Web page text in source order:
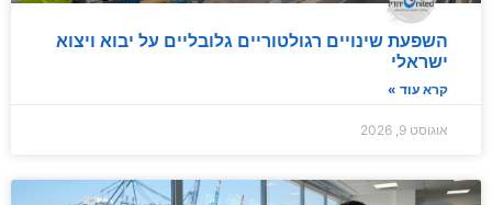
השפעת שינויים רגולטוריים גלובליים על יבוא ויצוא
ישראלי
קרא עוד »
אוגוסט 9, 2026